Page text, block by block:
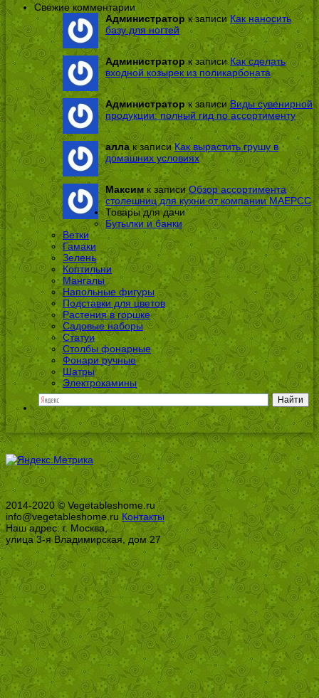
Свежие комментарии
Администратор к записиКак наносить
базу для ногтей
Администраторк записиКак сделать
входной козырек из поликарбоната
Администраторк записиВиды сувенирной
продукции: полный гид по ассортименту
аллак записиКак вырастить грушу в
домашних условиях
Максим к записиОбзор ассортимента
столешниц для кухни от компании МАЕРСС
Товары для дачи
Бутылки и банки
Ветки
Гамаки
Зелень
Коптильни
Мангалы
Напольные фигуры
Подставки для цветов
Растения в горшке
Садовые наборы
Статуи
Столбы фонарные
Фонари ручные
Шатры
Электрокамины
2014-2020 © Vegetableshome.ru
info@vegetableshome.ruКонтакты
Наш адрес: г. Москва,
улица 3-я Владимирская, дом 27